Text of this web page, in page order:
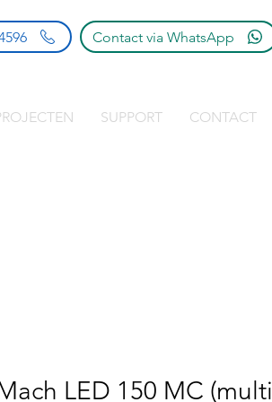
Contact via WhatsApp
SUPPORT CONTACT
LED 150 MC (multi